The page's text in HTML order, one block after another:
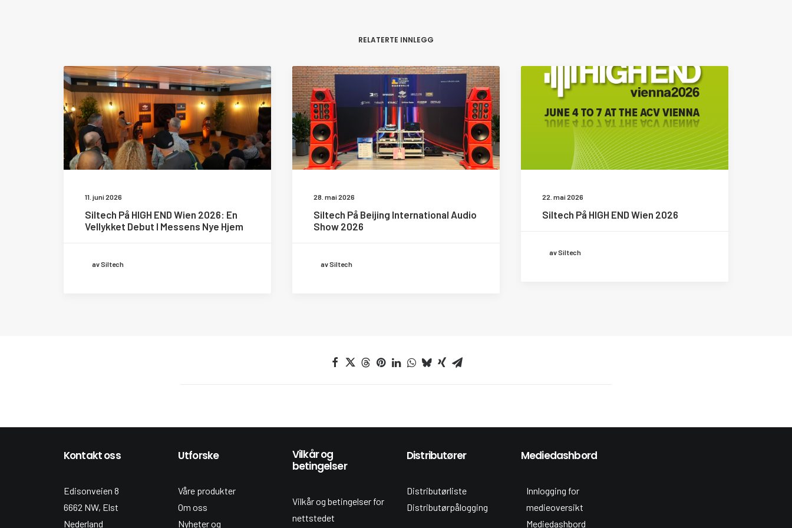
RELATERTE INNLEGG
11. juni 2026
Siltech På HIGH END Wien 2026: En
Vellykket Debut I Messens Nye Hjem
av Siltech
28. mai 2026
Siltech På Beijing International Audio
Show 2026
av Siltech
22. mai 2026
Siltech På HIGH END Wien 2026
av Siltech
Kontakt oss
Edisonveien 8
6662 NW, Elst
Nederland
Utforske
Våre produkter
Om oss
Nyheter og
Vilkår og
betingelser
Vilkår og betingelser for
nettstedet
Distributører
Distributørliste
Distributørpålogging
Mediedashbord
Innlogging for
medieoversikt
Mediedashbord